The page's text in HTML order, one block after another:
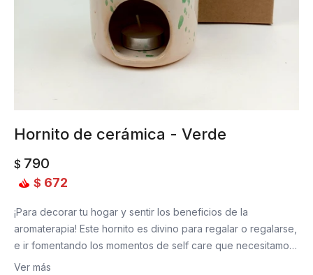
Hornito de cerámica - Verde
$ 790
$ 672
¡Para decorar tu hogar y sentir los beneficios de la
aromaterapia! Este hornito es divino para regalar o regalarse,
e ir fomentando los momentos de self care que necesitamos
todos los días. Tan solo tenés que colocar una vela
Ver más